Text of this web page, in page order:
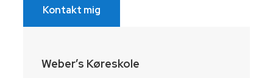
Kontakt mig
Weber’s Køreskole